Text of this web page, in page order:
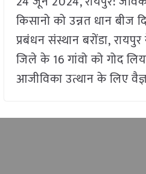
किसानो को उन्नत धान बीज
प्रबंधन संस्थान बरोंडा,
जिले के 16 गांवो को गोद
आजीविका उत्थान के लिए